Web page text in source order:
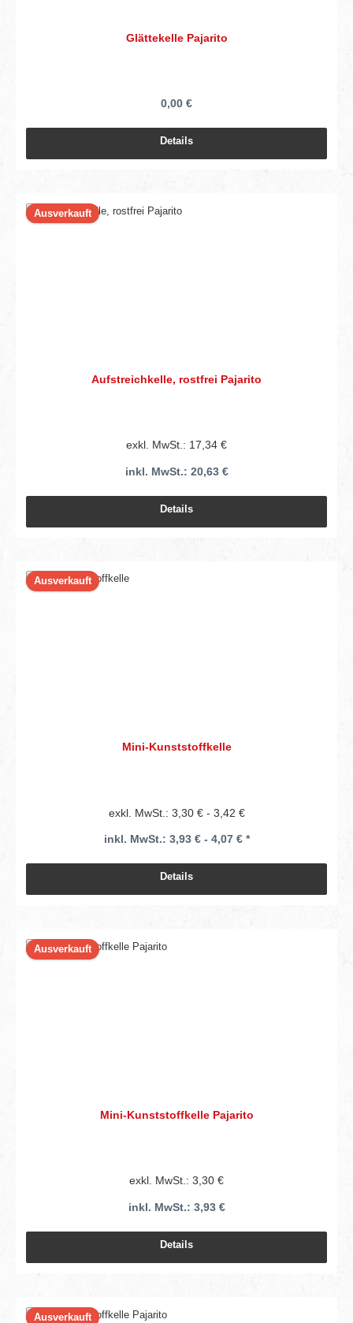
Glättekelle Pajarito
0,00 €
Details
Ausverkauft
Aufstreichkelle, rostfrei Pajarito
exkl. MwSt.: 17,34 €
inkl. MwSt.: 20,63 €
Details
Ausverkauft
Mini-Kunststoffkelle
exkl. MwSt.: 3,30 € - 3,42 €
inkl. MwSt.: 3,93 € - 4,07 € *
Details
Ausverkauft
Mini-Kunststoffkelle Pajarito
exkl. MwSt.: 3,30 €
inkl. MwSt.: 3,93 €
Details
Ausverkauft